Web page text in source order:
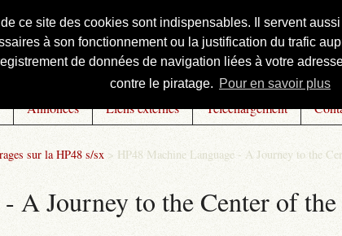
ce site des cookies sont indispensables. Il servent
à son fonctionnement ou la justification du trafic
de données de navigation liées à votre
contre le piratage. Pour en savoir plus
Annonces Liens externes Téléchargement
sur la HP48 s/sx > HP48 Machine Language - A Journey to the
A Journey to the Center of